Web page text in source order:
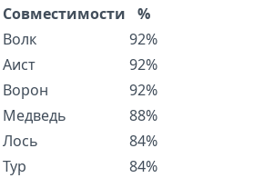
Совместимости
%
Волк
92%
Аист
92%
Ворон
92%
Медведь
88%
Лось
84%
Тур
84%